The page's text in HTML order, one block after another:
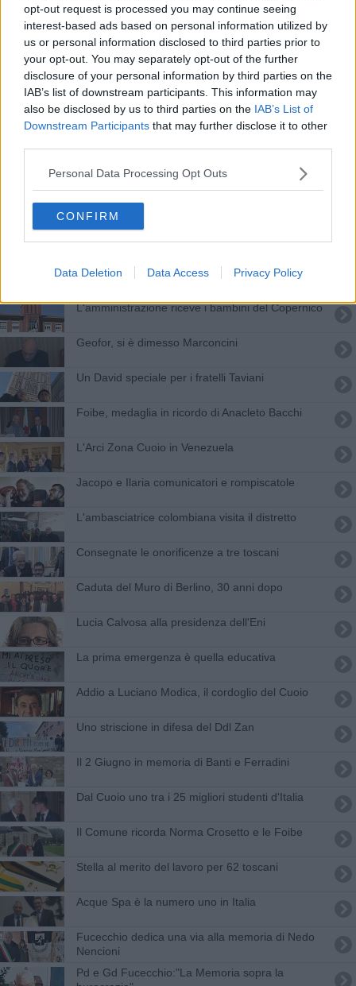
opt-out request is processed you may continue seeing
interest-based ads based on personal information utilized by
us or personal information disclosed to third parties prior to
your opt-out. You may separately opt-out of the further
disclosure of your personal information by third parties on the
IAB’s list of downstream participants. This information may
also be disclosed by us to third parties on the IAB’s List of
Downstream Participants that may further disclose it to other
Personal Data Processing Opt Outs
CONFIRM
Data Deletion Data Access Privacy Policy
Artigianato, a fianco di Mancini Comuni e Regione
Patrick Zaki cittadino onorario di Santa Croce
Festa dell'Arma, risultati ed encomi
I mondiali del 1982 raccontati da Federico buffa
Un premio per Lorenzo, Alfiere del Lavoro
Regionali, Mazzeo fa tappa in Valdera
Il consiglio contro il mausoleo a Graziani
L'amministrazione riceve i bambini del Copernico
Geofor, si è dimesso Marconcini
Un David speciale per i fratelli Taviani
Foibe, medaglia in ricordo di Anacleto Bacchi
L'Arci Zona Cuoio in Venezuela
Jacopo e Ilaria comunicatori e rompiscatole
L'ambasciatrice colombiana visita il distretto
Consegnate le onorificenze a tre toscani
Caduta del Muro di Berlino, 30 anni dopo
Lucia Calvosa alla presidenza dell'Eni
​La prima emergenza è quella educativa
Addio a Luciano Modica, il cordoglio del Cuoio
Uno striscione in difesa del Ddl Zan
Il 2 Giugno in memoria di Banti e Ferradini
Dal Cuoio uno tra i 25 migliori studenti d'Italia
Il Comune ricorda Norma Crosetto e le Foibe
Stella al merito del lavoro per 62 toscani
Acque Spa è la numero uno in Italia
Fucecchio dedica una via alla memoria di Nedo
Nencioni
Pd e Gd Fucecchio:"La Memoria sopra la